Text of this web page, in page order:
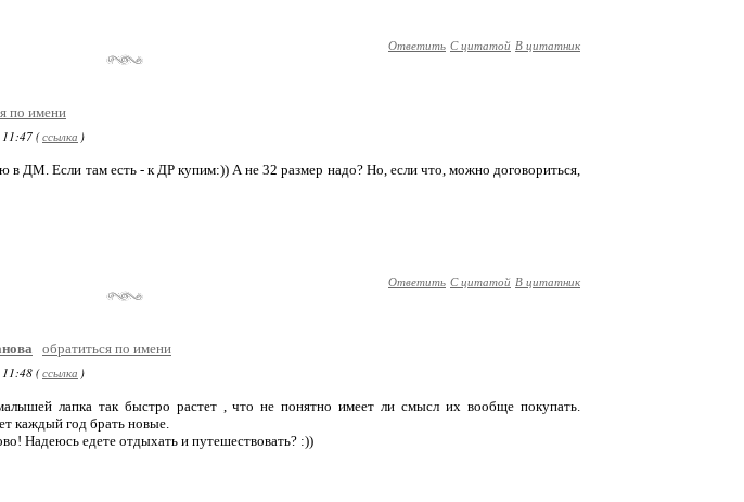
Ответить С цитатой В цитатник
по имени
11:47 (ссылка )
в ДМ. Если там есть - к ДР купим:)) А не 32 размер надо? Но, если что, можно договориться,
Ответить С цитатой В цитатник
обратиться по имени
11:48 (ссылка )
лапка так быстро растет , что не понятно имеет ли смысл их вообще покупать.
каждый год брать новые.
Надеюсь едете отдыхать и путешествовать? :))